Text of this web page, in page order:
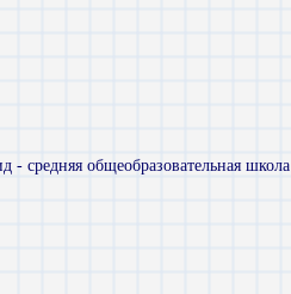
средняя общеобразовательная школа